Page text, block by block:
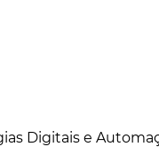
Digitais e